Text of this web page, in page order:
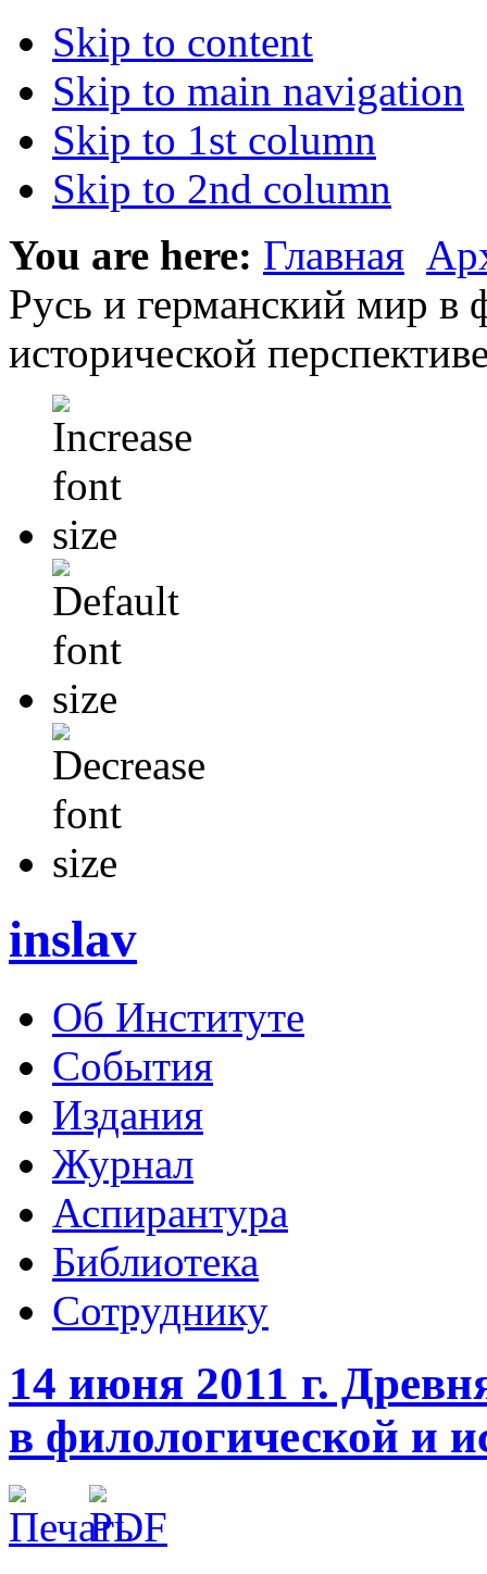
Skip to content
Skip to main navigation
Skip to 1st column
Skip to 2nd column
You are here: Главная
Русь и германский мир в
исторической
inslav
Об Институте
События
Издания
Журнал
Аспирантура
Библиотека
Сотруднику
14 июня 2011 г.
в филологической и